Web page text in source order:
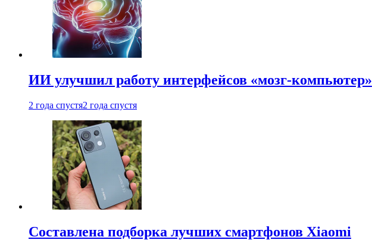
ИИ улучшил работу интерфейсов «мозг-компьютер»
2 года спустя2 года спустя
Составлена подборка лучших смартфонов Xiaomi